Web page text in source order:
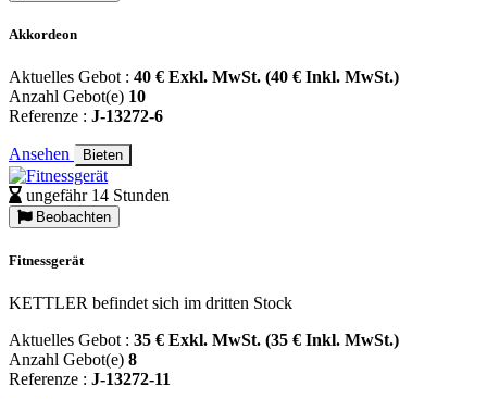
Akkordeon
Aktuelles Gebot : 40 € Exkl. MwSt. (40 € Inkl. MwSt.)
Anzahl Gebot(e) 10
Referenze : J-13272-6
Ansehen Bieten
ungefähr 14 Stunden
Beobachten
Fitnessgerät
KETTLER befindet sich im dritten Stock
Aktuelles Gebot : 35 € Exkl. MwSt. (35 € Inkl. MwSt.)
Anzahl Gebot(e) 8
Referenze : J-13272-11